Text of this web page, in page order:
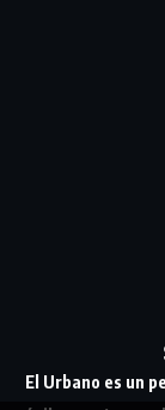
El Urbano es un